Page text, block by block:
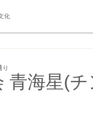
化
り
青海星(